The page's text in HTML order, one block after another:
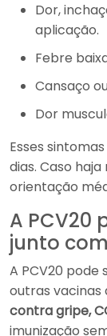
Dor,
aplicação.
Febre
Cansaço
Dor
Esses
dias. Caso
orientação
A PCV20
junto
A PCV20
outras vacinas
contra gripe,
imunização